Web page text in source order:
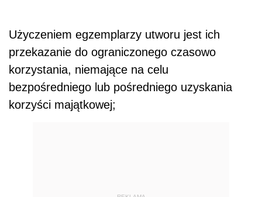
Użyczeniem egzemplarzy utworu jest ich
przekazanie do ograniczonego czasowo
korzystania, niemające na celu
bezpośredniego lub pośredniego uzyskania
korzyści majątkowej;